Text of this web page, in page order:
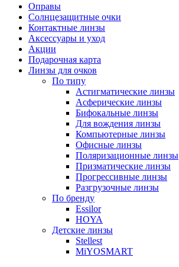
Оправы
Солнцезащитные очки
Контактные линзы
Аксессуары и уход
Акции
Подарочная карта
Линзы для очков
По типу
Астигматические линзы
Асферические линзы
Бифокальные линзы
Для вождения линзы
Компьютерные линзы
Офисные линзы
Поляризационные линзы
Призматические линзы
Прогрессивные линзы
Разгрузочные линзы
По бренду
Essilor
HOYA
Детские линзы
Stellest
MiYOSMART